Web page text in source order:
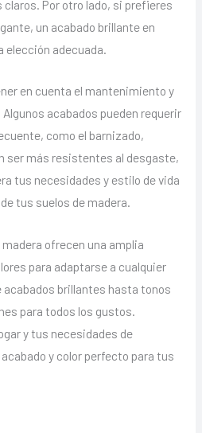
Por otro lado, si prefieres
un acabado brillante en
adecuada.
en cuenta el mantenimiento y
acabados pueden requerir
como el barnizado,
ser más resistentes al desgaste,
tus necesidades y estilo de vida
tus suelos de madera.
ofrecen una amplia
para adaptarse a cualquier
acabados brillantes hasta tonos
para todos los gustos.
y tus necesidades de
y color perfecto para tus